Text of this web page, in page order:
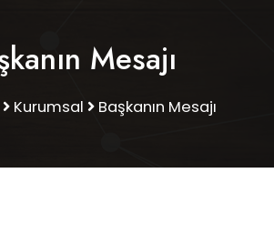
Mesajı
Kurumsal Başkanın Mesajı